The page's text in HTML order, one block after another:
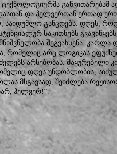
განვითარებამ
და ჰელვერთან ერთად
განცდებს. დღეს,
საკითხებს
შეგვახსენა. კარლა
რომელიც არც ლოგიკას
არსებობას. მაყურებელი
დღეს უნდობლობის,
მსგავსად, შეიძლება
ჰელვერ!”.